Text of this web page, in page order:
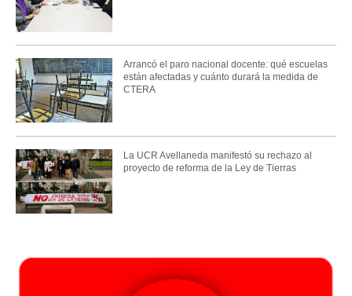
Arrancó el paro nacional docente: qué escuelas
están afectadas y cuánto durará la medida de
CTERA
La UCR Avellaneda manifestó su rechazo al
proyecto de reforma de la Ley de Tierras